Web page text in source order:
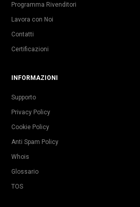
Programma Rivenditori
Lavora con Noi
Contatti
Certificazioni
INFORMAZIONI
Supporto
Privacy Policy
Cookie Policy
Anti Spam Policy
Whois
Glossario
TOS